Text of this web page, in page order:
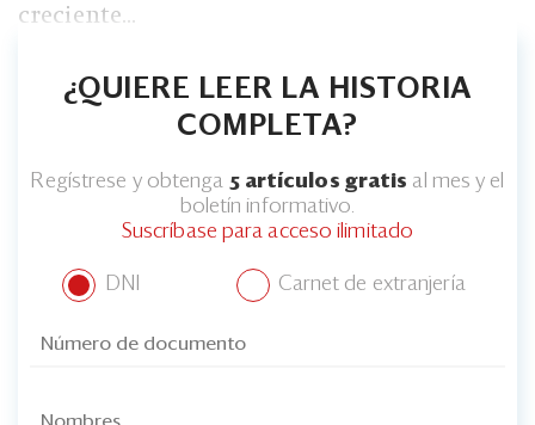
creciente...
¿QUIERE LEER LA HISTORIA
COMPLETA?
Regístrese y obtenga 5 artículos gratis al mes y el
boletín informativo.
Suscríbase para acceso ilimitado
DNI Carnet de extranjería